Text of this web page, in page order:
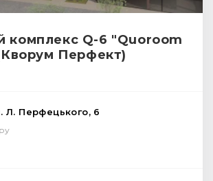
комплекс Q-6 "Quoroom
Перфект)
Л. Перфецького, 6